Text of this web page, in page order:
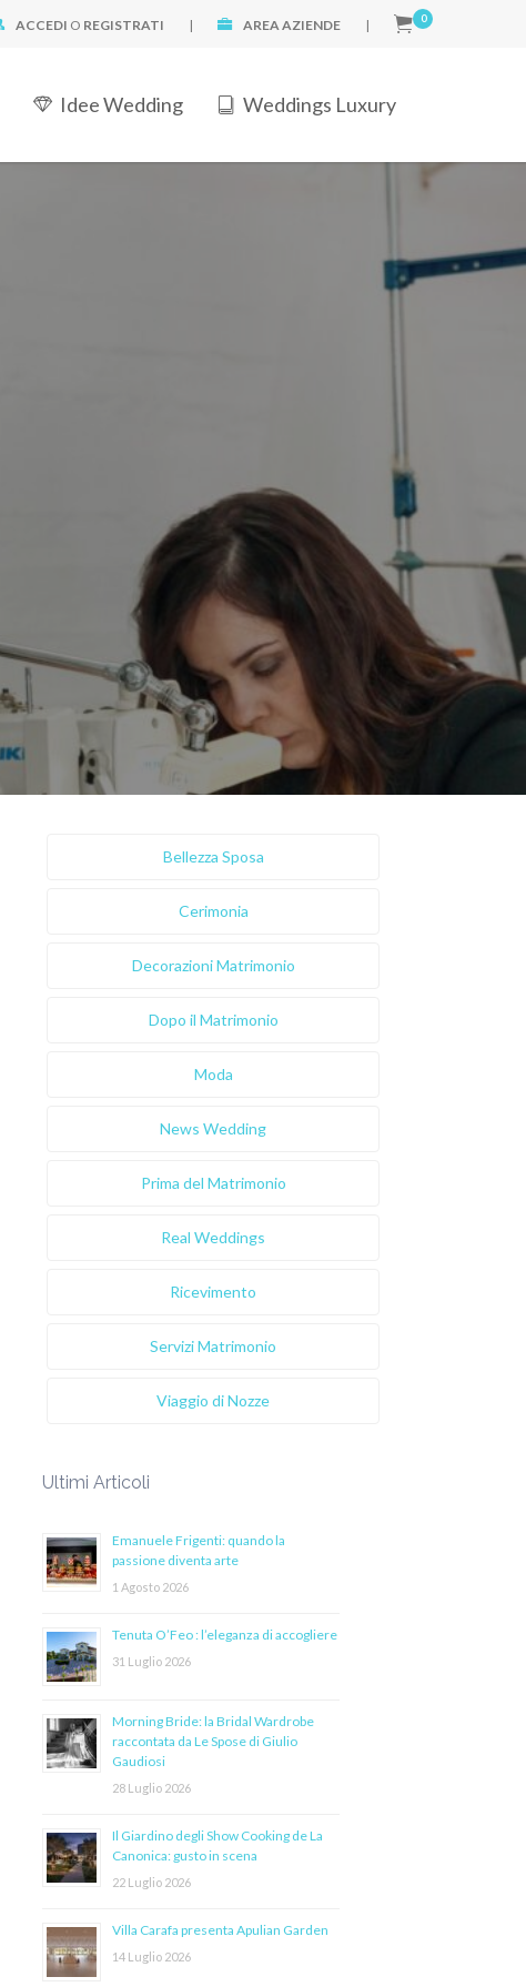
ACCEDI O REGISTRATI | AREA AZIENDE | 0
Idee Wedding Weddings Luxury
Bellezza Sposa
Cerimonia
Decorazioni Matrimonio
Dopo il Matrimonio
Moda
News Wedding
Prima del Matrimonio
Real Weddings
Ricevimento
Servizi Matrimonio
Viaggio di Nozze
Ultimi Articoli
Emanuele Frigenti: quando la
passione diventa arte
1 Agosto 2026
Tenuta O’Feo : l’eleganza di accogliere
31 Luglio 2026
Morning Bride: la Bridal Wardrobe
raccontata da Le Spose di Giulio
Gaudiosi
28 Luglio 2026
Il Giardino degli Show Cooking de La
Canonica: gusto in scena
22 Luglio 2026
Villa Carafa presenta Apulian Garden
14 Luglio 2026